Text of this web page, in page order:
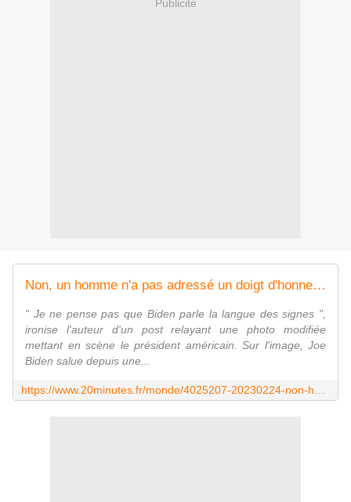
Publicité
Non, un homme n'a pas adressé un doigt d'honneur à Joe Biden
" Je ne pense pas que Biden parle la langue des signes ",
ironise l'auteur d'un post relayant une photo modifiée
mettant en scène le président américain. Sur l'image, Joe
Biden salue depuis une...